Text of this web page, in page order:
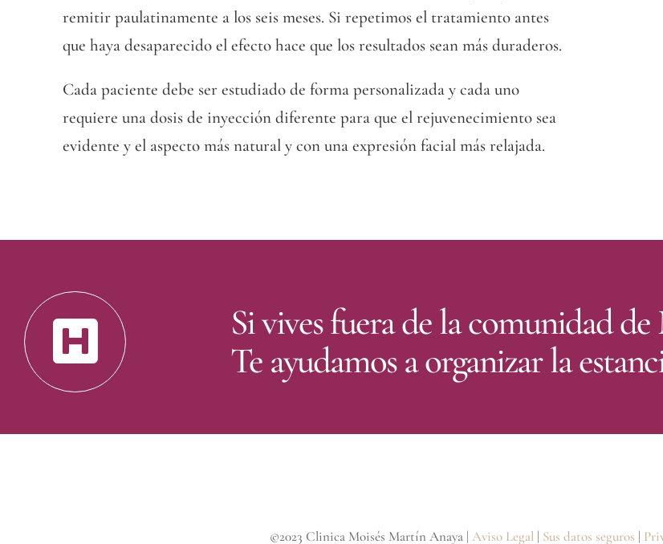
remitir paulatinamente a los seis meses. Si repetimos el tratamiento antes
que haya desaparecido el efecto hace que los resultados sean más duraderos.
Cada paciente debe ser estudiado de forma personalizada y cada uno
requiere una dosis de inyección diferente para que el rejuvenecimiento sea
evidente y el aspecto más natural y con una expresión facial más relajada.
Si vives fuera de la comunidad
Te ayudamos a organizar la
©2023 Clinica Moisés Martín Anaya | Aviso Legal | Sus datos seguros |